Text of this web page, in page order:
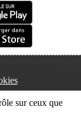
sur ceux que